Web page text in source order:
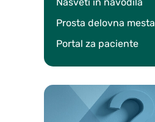
Prosta delovna mesta
Portal za paciente